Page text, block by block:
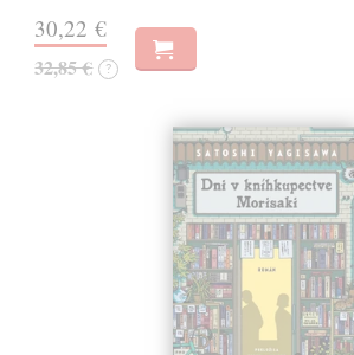
30,22 €
32,85 € ?